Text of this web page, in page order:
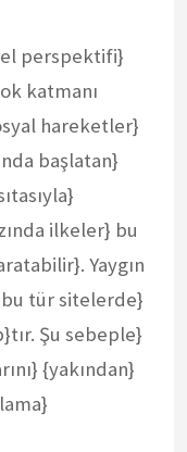
perspektifi}
katmanı
hareketler}
başlatan}
ilkeler} bu
Yaygın
tür sitelerde}
Şu sebeple}
{yakından}